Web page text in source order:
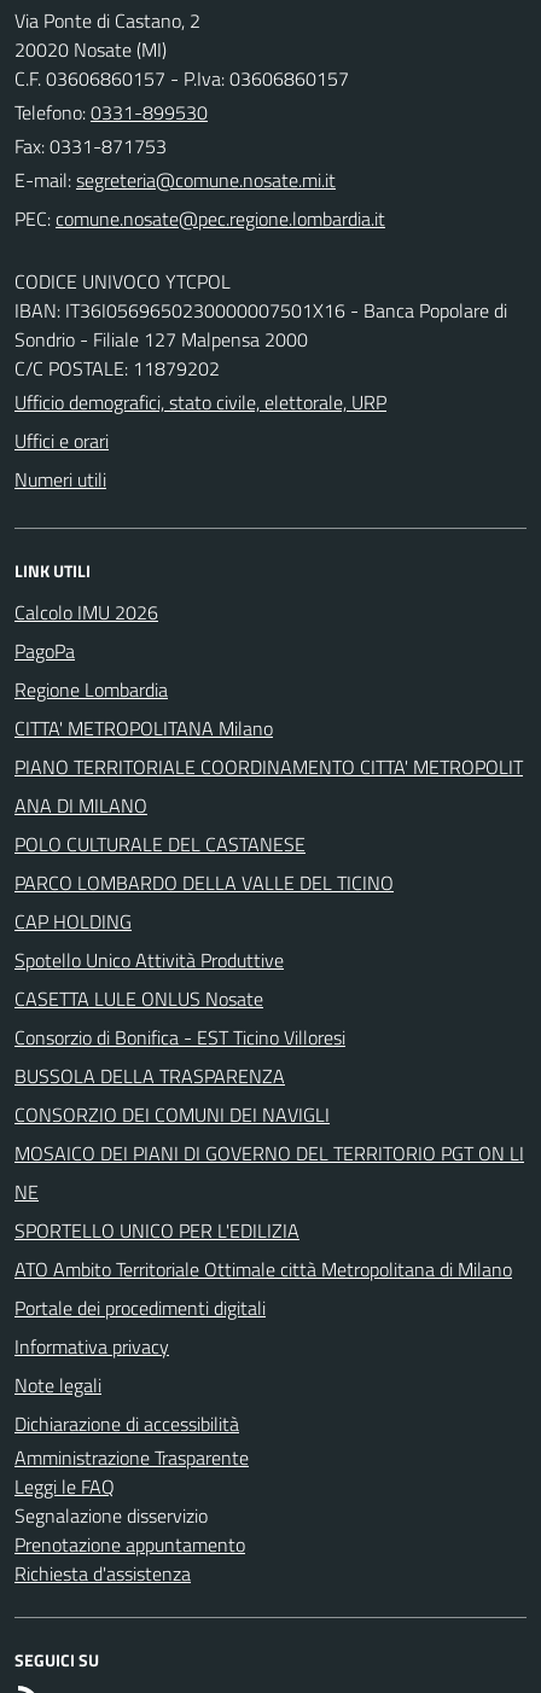
Via Ponte di Castano, 2
20020 Nosate (MI)
C.F. 03606860157 - P.Iva: 03606860157
Telefono:0331-899530
Fax: 0331-871753
E-mail:
PEC:
CODICE UNIVOCO YTCPOL
IBAN: IT36I0569650230000007501X16 - Banca Popolare di
Sondrio - Filiale 127 Malpensa 2000
C/C POSTALE: 11879202
Ufficio demografici, stato civile, elettorale, URP
Uffici e orari
Numeri utili
LINK UTILI
Calcolo IMU 2026
PagoPa
Regione Lombardia
CITTA' METROPOLITANA Milano
PIANO TERRITORIALE COORDINAMENTO CITTA' METROPOLIT
ANA DI MILANO
POLO CULTURALE DEL CASTANESE
PARCO LOMBARDO DELLA VALLE DEL TICINO
CAP HOLDING
Spotello Unico Attività Produttive
CASETTA LULE ONLUS Nosate
Consorzio di Bonifica - EST Ticino Villoresi
BUSSOLA DELLA TRASPARENZA
CONSORZIO DEI COMUNI DEI NAVIGLI
MOSAICO DEI PIANI DI GOVERNO DEL TERRITORIO PGT ON LI
NE
SPORTELLO UNICO PER L'EDILIZIA
ATO Ambito Territoriale Ottimale città Metropolitana di Milano
Portale dei procedimenti digitali
Informativa privacy
Note legali
Dichiarazione di accessibilità
Amministrazione Trasparente
Leggi le FAQ
Segnalazione disservizio
Prenotazione appuntamento
Richiesta d'assistenza
SEGUICI SU